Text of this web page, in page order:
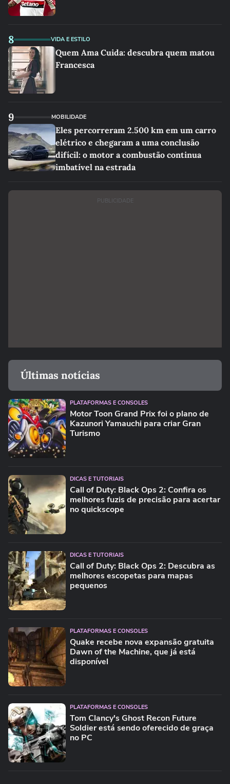
8 VIDA E ESTILO
Quem Ama Cuida: descubra quem matou
Francesca
9 MOBILIDADE
Eles percorreram 2.500 km em um carro
elétrico e chegaram a uma conclusão
difícil: o motor a combustão continua
imbatível na estrada
PUBLICIDADE
Últimas notícias
PLATAFORMAS E CONSOLES
Motor Toon Grand Prix foi o plano de
Kazunori Yamauchi para criar Gran
Turismo
DICAS E TUTORIAIS
Call of Duty: Black Ops 2: Confira os
melhores fuzis de precisão para acertar
no quickscope
DICAS E TUTORIAIS
Call of Duty: Black Ops 2: Descubra as
melhores escopetas para mapas
pequenos
PLATAFORMAS E CONSOLES
Quake recebe nova expansão gratuita
Dawn of the Machine, que já está
disponível
PLATAFORMAS E CONSOLES
Tom Clancy's Ghost Recon Future
Soldier está sendo oferecido de graça
no PC